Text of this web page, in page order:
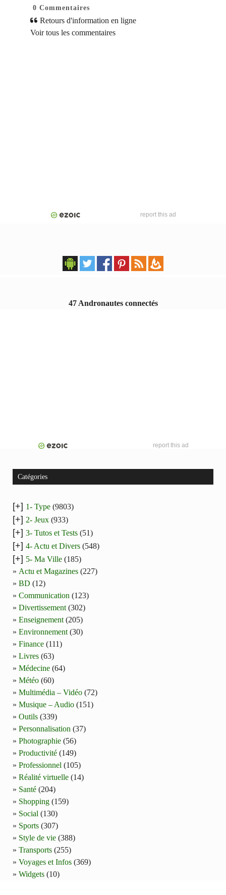
0 Commentaires
Retours d'information en ligne
Voir tous les commentaires
report this ad
47 Andronautes connectés
report this ad
Catégories
[+] 1- Type (9803)
[+] 2- Jeux (933)
[+] 3- Tutos et Tests (51)
[+] 4- Actu et Divers (548)
[+] 5- Ma Ville (185)
Actu et Magazines (227)
BD (12)
Communication (123)
Divertissement (302)
Enseignement (205)
Environnement (30)
Finance (111)
Livres (63)
Médecine (64)
Météo (60)
Multimédia – Vidéo (72)
Musique – Audio (151)
Outils (339)
Personnalisation (37)
Photographie (56)
Productivité (149)
Professionnel (105)
Réalité virtuelle (14)
Santé (204)
Shopping (159)
Social (130)
Sports (307)
Style de vie (388)
Transports (255)
Voyages et Infos (369)
Widgets (10)